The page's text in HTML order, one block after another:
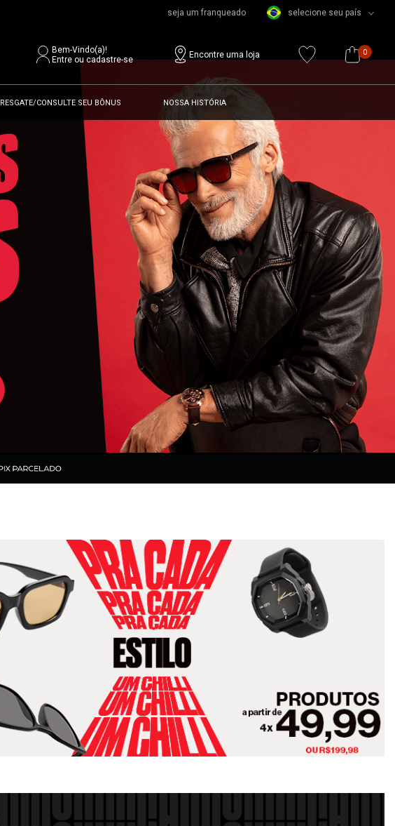
seja um franqueado selecione seu país
Bem-Vindo(a)!
Entre ou cadastre-se
Encontre uma loja 0
RESGATE/CONSULTE SEU BÔNUS NOSSA HISTÓRIA